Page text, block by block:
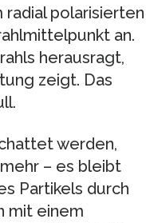
radial polarisierten
an.
herausragt,
zeigt. Das
werden,
– es bleibt
Partikels durch
mit einem